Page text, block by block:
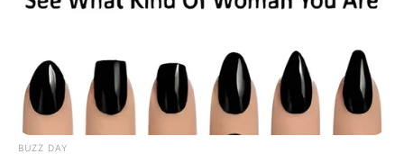
Kletterparks
Fremdenverkehrsamt und Tourist Information
Veranstaltung für Köln eingetragen
BUZZ DAY